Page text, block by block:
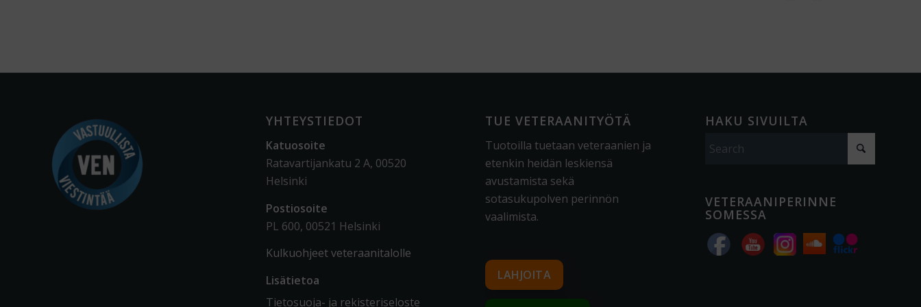
YHTEYSTIEDOT
Katuosoite
Ratavartijankatu 2 A, 00520
Helsinki
Postiosoite
PL 600, 00521 Helsinki
Kulkuohjeet veteraanitalolle
Lisätietoa
Tietosuoja- ja rekisteriseloste
TUE VETERAANITYÖTÄ
Tuotoilla tuetaan veteraanien ja
etenkin heidän leskiensä
avustamista sekä
sotasukupolven perinnön
vaalimista.
LAHJOITA
HAKU SIVUILTA
VETERAANIPERINNE
SOMESSA